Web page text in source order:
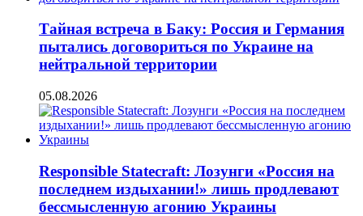
Тайная встреча в Баку: Россия и Германия
пытались договориться по Украине на
нейтральной территории
05.08.2026
Responsible Statecraft: Лозунги «Россия на
последнем издыхании!» лишь продлевают
бессмысленную агонию Украины